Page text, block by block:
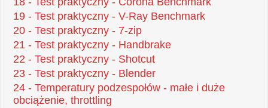
19 - Test praktyczny - V-Ray Benchmark
20 - Test praktyczny - 7-zip
21 - Test praktyczny - Handbrake
22 - Test praktyczny - Shotcut
23 - Test praktyczny - Blender
24 - Temperatury podzespołów - małe i duże
obciążenie, throttling